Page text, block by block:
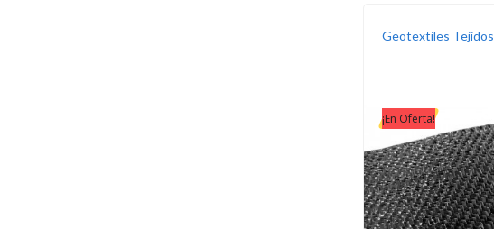
Geotextiles Tejidos
¡En Oferta!